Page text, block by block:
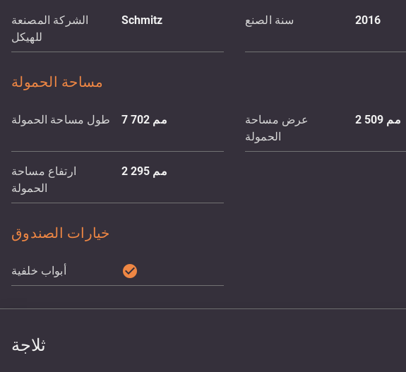
الشركة المصنعة
للهيكل
Schmitz سنة الصنع 2016
مساحة الحمولة
طول مساحة الحمولة 7 702 مم
عرض مساحة
الحمولة
2 509 مم
ارتفاع مساحة
الحمولة
2 295 مم
خيارات الصندوق
أبواب خلفية check_circle
ثلاجة